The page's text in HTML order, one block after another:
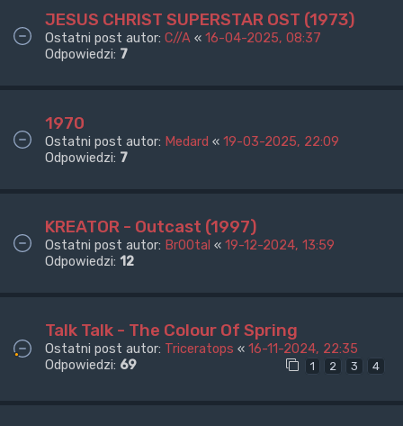
JESUS CHRIST SUPERSTAR OST (1973)
Ostatni post autor: C//A « 16-04-2025, 08:37
Odpowiedzi: 7
1970
Ostatni post autor: Medard « 19-03-2025, 22:09
Odpowiedzi: 7
KREATOR - Outcast (1997)
Ostatni post autor: Br00tal « 19-12-2024, 13:59
Odpowiedzi: 12
Talk Talk - The Colour Of Spring
Ostatni post autor: Triceratops « 16-11-2024, 22:35
Odpowiedzi: 69 1 2 3 4